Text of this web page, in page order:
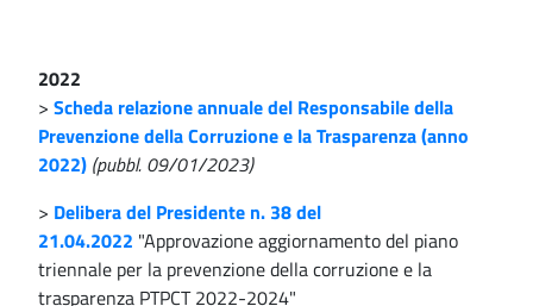
2022
> Scheda relazione annuale del Responsabile della
Prevenzione della Corruzione e la Trasparenza (anno
2022) (pubbl. 09/01/2023)
> Delibera del Presidente n. 38 del
21.04.2022 "Approvazione aggiornamento del piano
triennale per la prevenzione della corruzione e la
trasparenza PTPCT 2022-2024"